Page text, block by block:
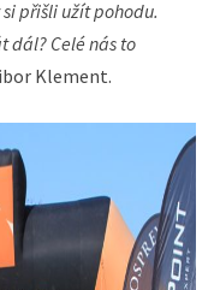
přišli užít pohodu.
dál? Celé nás to
Klement.